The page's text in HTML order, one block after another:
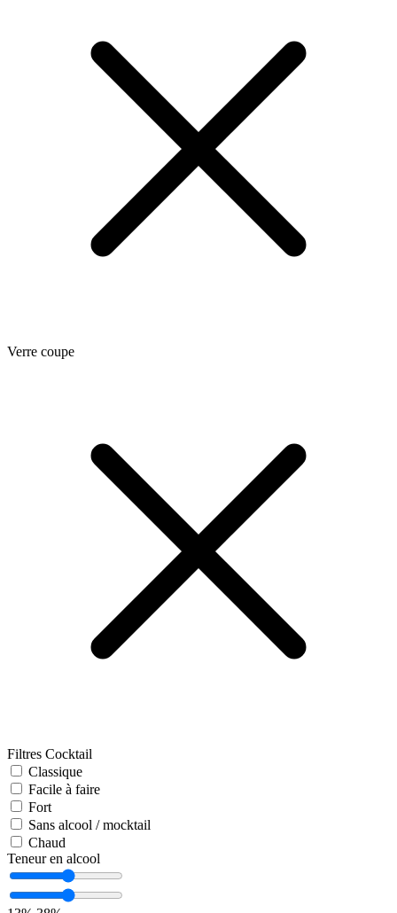
Verre coupe
Filtres Cocktail
Classique
Facile à faire
Fort
Sans alcool / mocktail
Chaud
Teneur en alcool